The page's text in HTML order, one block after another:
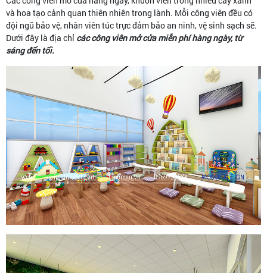
và hoa tạo cảnh quan thiên nhiên trong lành. Mỗi công viên đều có
đội ngũ bảo vệ, nhân viên túc trực đảm bảo an ninh, vệ sinh sạch sẽ.
Dưới đây là địa chỉ các công viên mở cửa miễn phí hàng ngày, từ
sáng đến tối.